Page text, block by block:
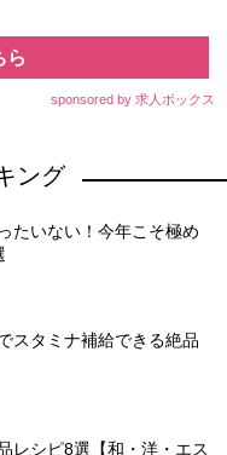
ら
sponsored by 求人ボックス
ング
たいない！今年こそ極め
スタミナ補給できる絶品
レシピ8選【和・洋・エス